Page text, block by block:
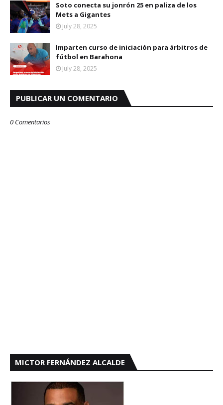
Soto conecta su jonrón 25 en paliza de los
Mets a Gigantes
July 28, 2025
Imparten curso de iniciación para árbitros de
fútbol en Barahona
July 28, 2025
PUBLICAR UN COMENTARIO
0 Comentarios
MICTOR FERNÁNDEZ ALCALDE